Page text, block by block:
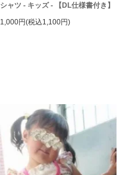
シャツ - キッズ - 【DL仕様書付き】
1,000円(税込1,100円)